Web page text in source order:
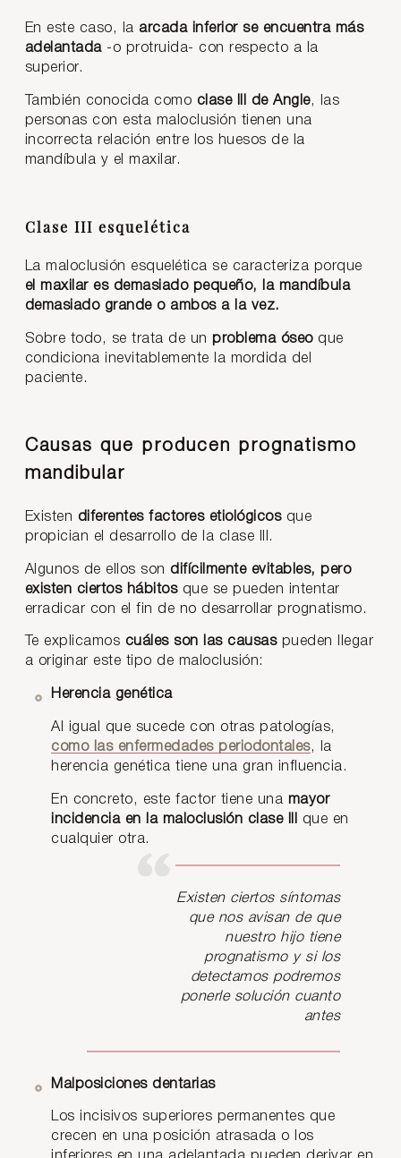
En este caso, la arcada inferior se encuentra más
adelantada-o protruida- con respecto a la
superior.
También conocida como clase III de Angle, las
personas con esta maloclusión tienen una
incorrecta relación entre los huesos de la
mandíbula y el maxilar.
Clase III esquelética
La maloclusión esquelética se caracteriza porque
el maxilar es demasiado pequeño, la mandíbula
demasiado grande o ambos a la vez.
Sobre todo, se trata de un problema óseoque
condiciona inevitablemente la mordida del
paciente.
Causas que producen prognatismo
mandibular
Existen diferentes factores etiológicosque
propician el desarrollo de la clase III.
Algunos de ellos son difícilmente evitables, pero
existen ciertos hábitos que se pueden intentar
erradicar con el fin de no desarrollar prognatismo.
Te explicamos cuáles son las causaspueden llegar
a originar este tipo de maloclusión:
Herencia genética
Al igual que sucede con otras patologías,
como las enfermedades periodontales, la
herencia genética tiene una gran influencia.
En concreto, este factor tiene una mayor
incidencia en la maloclusión clase III
que en
cualquier otra.
Existen ciertos síntomas
que nos avisan de que
nuestro hijo tiene
prognatismo y si los
detectamos podremos
ponerle solución cuanto
antes
Malposiciones dentarias
Los incisivos superiores permanentes que
crecen en una posición atrasada o los